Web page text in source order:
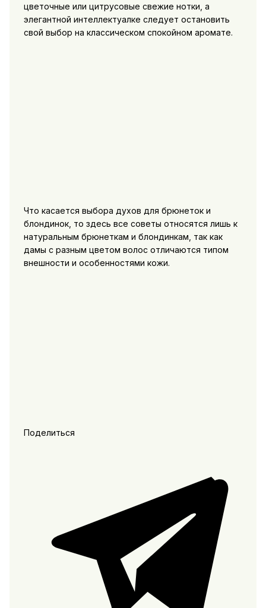
цветочные или цитрусовые свежие нотки, а
элегантной интеллектуалке следует остановить
свой выбор на классическом спокойном аромате.
Что касается выбора духов для брюнеток и
блондинок, то здесь все советы относятся лишь к
натуральным брюнеткам и блондинкам, так как
дамы с разным цветом волос отличаются типом
внешности и особенностями кожи.
Поделиться